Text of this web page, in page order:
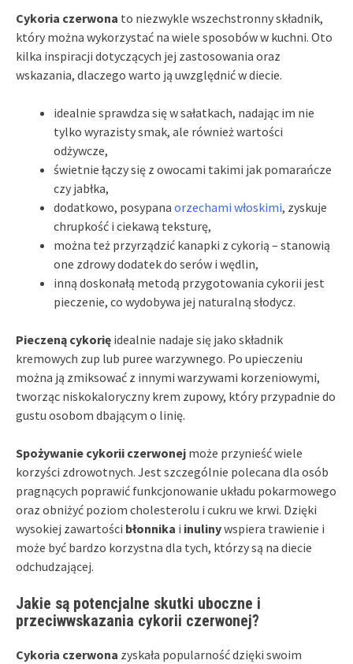
Cykoria czerwona to niezwykle wszechstronny składnik,
który można wykorzystać na wiele sposobów w kuchni. Oto
kilka inspiracji dotyczących jej zastosowania oraz
wskazania, dlaczego warto ją uwzględnić w diecie.
idealnie sprawdza się w sałatkach, nadając im nie
tylko wyrazisty smak, ale również wartości
odżywcze,
świetnie łączy się z owocami takimi jak pomarańcze
czy jabłka,
dodatkowo, posypana orzechami włoskimi, zyskuje
chrupkość i ciekawą teksturę,
można też przyrządzić kanapki z cykorią – stanowią
one zdrowy dodatek do serów i wędlin,
inną doskonałą metodą przygotowania cykorii jest
pieczenie, co wydobywa jej naturalną słodycz.
Pieczeną cykorię idealnie nadaje się jako składnik
kremowych zup lub puree warzywnego. Po upieczeniu
można ją zmiksować z innymi warzywami korzeniowymi,
tworząc niskokaloryczny krem zupowy, który przypadnie do
gustu osobom dbającym o linię.
Spożywanie cykorii czerwonej może przynieść wiele
korzyści zdrowotnych. Jest szczególnie polecana dla osób
pragnących poprawić funkcjonowanie układu pokarmowego
oraz obniżyć poziom cholesterolu i cukru we krwi. Dzięki
wysokiej zawartości błonnika i inulinywspiera trawienie i
może być bardzo korzystna dla tych, którzy są na diecie
odchudzającej.
Jakie są potencjalne skutki uboczne i
przeciwwskazania cykorii czerwonej?
Cykoria czerwona zyskała popularność dzięki swoim